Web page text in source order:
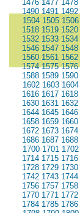
1476 1477 1478
1490 1491 1492
1504 1505 1506
1518 1519 1520
1532 1533 1534
1546 1547 1548
1560 1561 1562
1574 1575 1576
1588 1589 1590
1602 1603 1604
1616 1617 1618
1630 1631 1632
1644 1645 1646
1658 1659 1660
1672 1673 1674
1686 1687 1688
1700 1701 1702
1714 1715 1716
1728 1729 1730
1742 1743 1744
1756 1757 1758
1770 1771 1772
1784 1785 1786